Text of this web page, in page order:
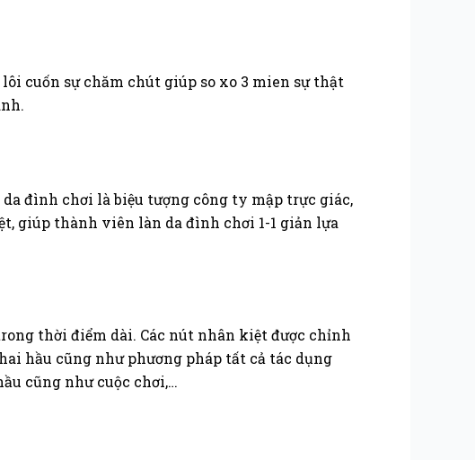
cuốn sự chăm chút giúp so xo 3 mien sự thật
đình chơi là biệu tượng công ty mập trực giác,
giúp thành viên làn da đình chơi 1-1 giản lựa
thời điểm dài. Các nút nhân kiệt được chỉnh
hầu cũng như phương pháp tất cả tác dụng
cũng như cuộc chơi,…